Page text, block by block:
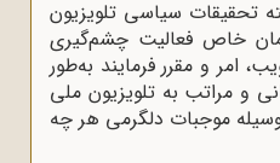
تحقیقات سیاسی تلویزیون
خاص فعالیت چشم‌گیری
امر و مقرر فرمایند به‌طور
و مراتب به تلویزیون ملی
موجبات دلگرمی هر چه